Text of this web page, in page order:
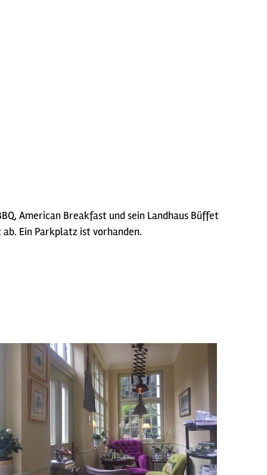
American Breakfast und sein Landhaus Büffet
Ein Parkplatz ist vorhanden.